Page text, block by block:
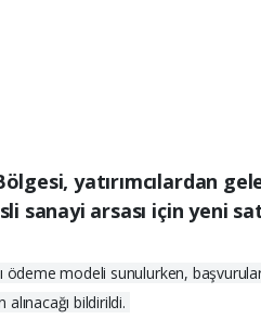
yatırımcılardan
arsası için yeni
ödeme modeli sunulurken,
bildirildi.